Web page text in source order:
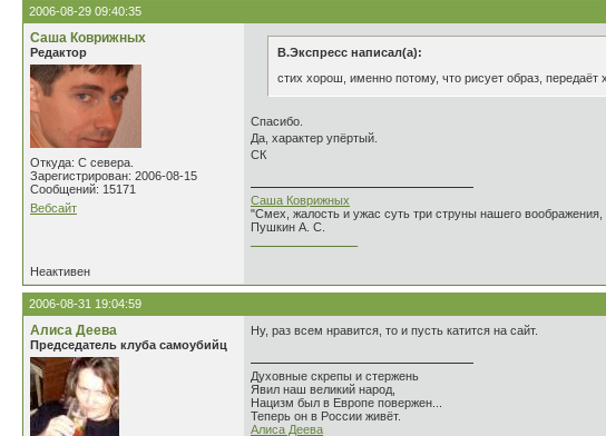
2006-08-29 09:40:35
Саша Коврижных
Редактор
Откуда: С севера.
Зарегистрирован: 2006-08-15
Сообщений: 15171
Вебсайт
В.Экспресс написал(а):
стих хорош, именно потому, что рисует образ,
Спасибо.
Да, характер упёртый.
СК
Саша Коврижных
"Смех, жалость и ужас суть три струны нашего
Пушкин А. С.
Неактивен
2006-08-31 19:04:59
Алиса Деева
Председатель клуба самоубийц
Ну, раз всем нравится, то и пусть катится на сайт.
Духовные скрепы и стержень
Явил наш великий народ,
Нацизм был в Европе повержен...
Теперь он в России живёт.
Алиса Деева